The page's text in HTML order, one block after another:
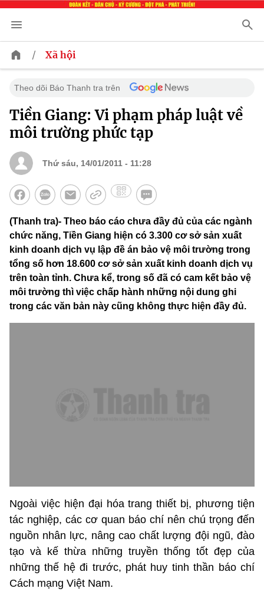
/ Xã hội
Theo dõi Báo Thanh tra trên
Tiền Giang: Vi phạm pháp luật về
môi trường phức tạp
Thứ sáu, 14/01/2011 - 11:28
(Thanh tra)- Theo báo cáo chưa đầy đủ của các ngành
chức năng, Tiền Giang hiện có 3.300 cơ sở sản xuất
kinh doanh dịch vụ lập đề án bảo vệ môi trường trong
tổng số hơn 18.600 cơ sở sản xuất kinh doanh dịch vụ
trên toàn tỉnh. Chưa kể, trong số đã có cam kết bảo vệ
môi trường thì việc chấp hành những nội dung ghi
trong các văn bản này cũng không thực hiện đầy đủ.
Ngoài việc hiện đại hóa trang thiết bị, phương tiện
tác nghiệp, các cơ quan báo chí nên chú trọng đến
nguồn nhân lực, nâng cao chất lượng đội ngũ, đào
tạo và kế thừa những truyền thống tốt đẹp của
những thế hệ đi trước, phát huy tinh thần báo chí
Cách mạng Việt Nam.